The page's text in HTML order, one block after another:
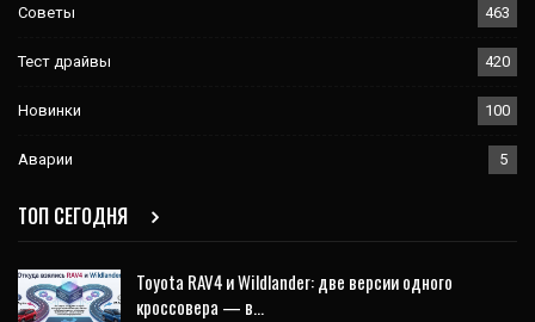
Советы 463
Тест драйвы 420
Новинки 100
Аварии 5
ТОП СЕГОДНЯ
Toyota RAV4 и Wildlander: две версии одного
кроссовера — в…